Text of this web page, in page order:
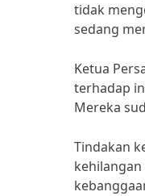
tidak
sedang
Ketua
terhadap
Mereka
Tindakan